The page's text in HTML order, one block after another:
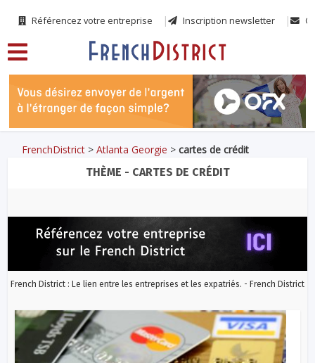
Référencez votre entreprise Inscription newsletter
FrenchDistrict >Atlanta Georgie >cartes de crédit
THÈME - CARTES DE CRÉDIT
French District : Le lien entre les entreprises et les expatriés. - French District